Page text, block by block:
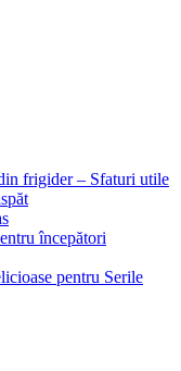
frigider – Sfaturi utile
începători
pentru Serile